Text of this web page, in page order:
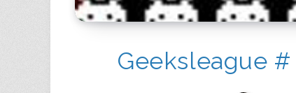
Geeksleague